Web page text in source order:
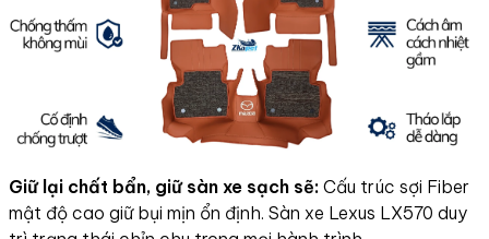
Giữ lại chất bẩn, giữ sàn xe sạch sẽ: Cấu trúc sợi Fiber
mật độ cao giữ bụi mịn ổn định. Sàn xe Lexus LX570 duy